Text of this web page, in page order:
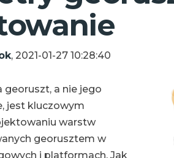
, 2021-01-27 10:28:40
georuszt, a nie jego
jest kluczowym
warstw
georusztem w
i platformach. Jak